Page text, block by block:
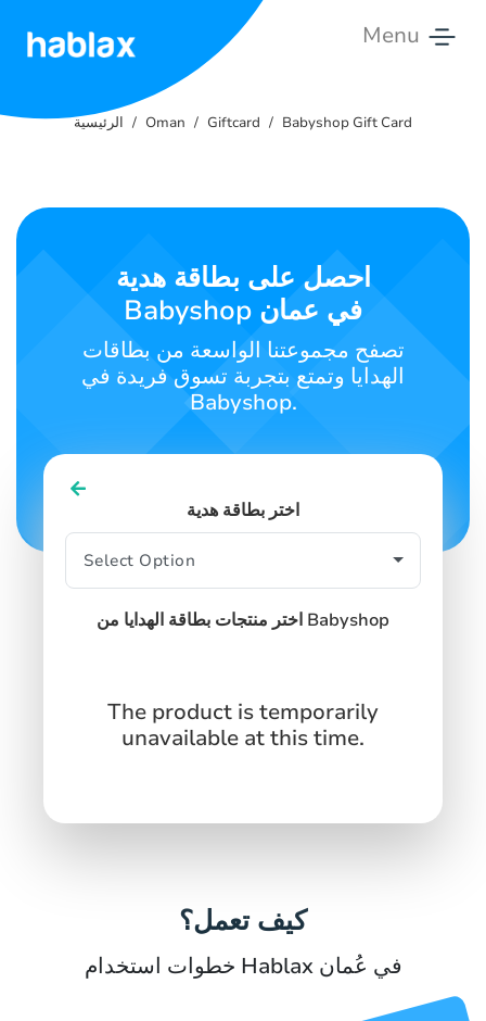
Menu
الأسعار
اتصل
الرئيسية Oman Giftcard Babyshop Gift Card
احصل على بطاقة هدية
Babyshop في عمان
تصفح مجموعتنا الواسعة من بطاقات
الهدايا وتمتع بتجربة تسوق فريدة في
Babyshop.
اختر بطاقة هدية
اختر منتجات بطاقة الهدايا من Babyshop
The product is temporarily
unavailable at this time.
كيف تعمل؟
خطوات استخدام Hablax في عُمان